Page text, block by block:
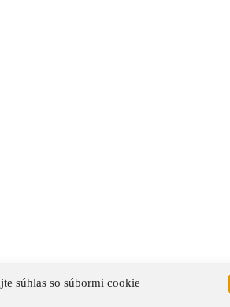
súhlas so súbormi cookie